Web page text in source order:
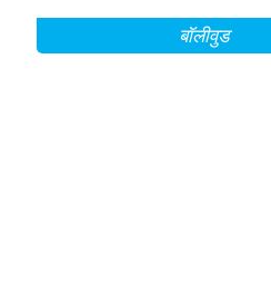
बॉलीवुड